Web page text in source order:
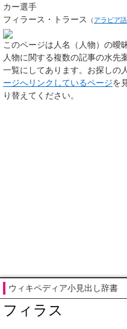
カー選手
フィラース・トラース
（ アラビア
このページは人名（人物）の曖
人物に関する複数の記事の水先
一覧にしてあります。お探しの
ージへリンクしているページを
り替えてください。
ウィキペディア小見出し辞書
フィラス